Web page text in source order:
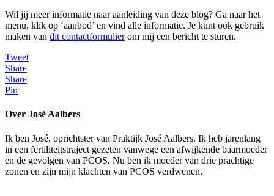
Wil jij meer informatie naar aanleiding van deze blog? Ga naar het
menu, klik op ‘aanbod’ en vind alle informatie. Je kunt ook gebruik
maken van dit contactformulierom mij een bericht te sturen.
Tweet
Share
Share
Pin
Over José Aalbers
Ik ben José, oprichtster van Praktijk José Aalbers. Ik heb jarenlang
in een fertiliteitstraject gezeten vanwege een afwijkende baarmoeder
en de gevolgen van PCOS. Nu ben ik moeder van drie prachtige
zonen en zijn mijn klachten van PCOS verdwenen.